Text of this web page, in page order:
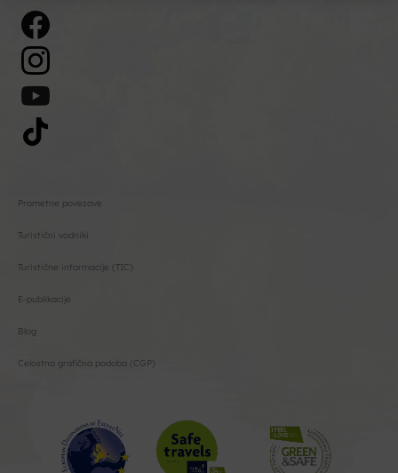
Prometne povezave
Turistični vodniki
Turistične informacije (TIC)
E-publikacije
Blog
Celostna grafična podoba (CGP)